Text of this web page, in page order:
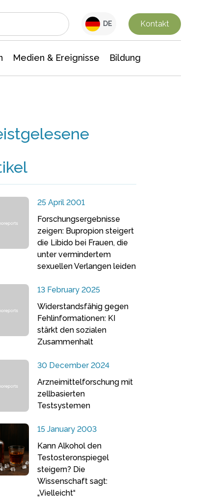
DE Kontakt
Medien & Ereignisse Bildung
25 April 2001
Forschungsergebnisse
zeigen: Bupropion steigert
die Libido bei Frauen, die
unter vermindertem
sexuellen Verlangen leiden
13 February 2025
Widerstandsfähig gegen
Fehlinformationen: KI
stärkt den sozialen
Zusammenhalt
30 December 2024
Arzneimittelforschung mit
zellbasierten
Testsystemen
15 January 2003
Kann Alkohol den
Testosteronspiegel
steigern? Die
Wissenschaft sagt:
„Vielleicht“